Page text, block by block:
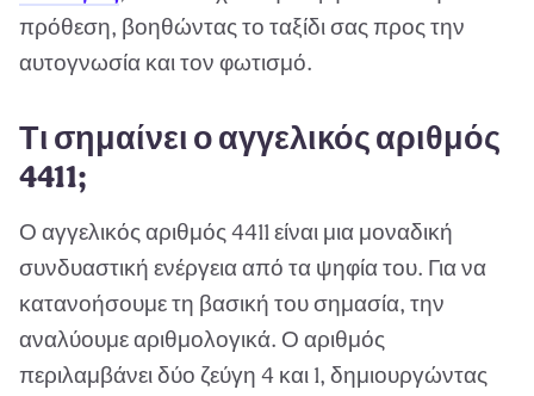
πρόθεση, βοηθώντας το ταξίδι σας προς την
αυτογνωσία και τον φωτισμό.
Τι σημαίνει ο αγγελικός αριθμός
4411;
Ο αγγελικός αριθμός 4411 είναι μια μοναδική
συνδυαστική ενέργεια από τα ψηφία του. Για να
κατανοήσουμε τη βασική του σημασία, την
αναλύουμε αριθμολογικά. Ο αριθμός
περιλαμβάνει δύο ζεύγη 4 και 1, δημιουργώντας